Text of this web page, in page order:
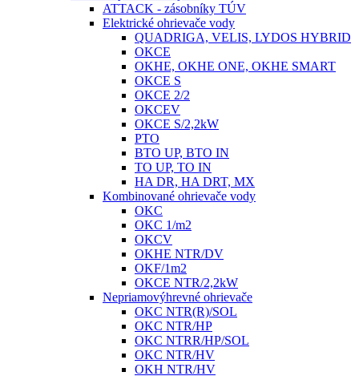
ATTACK - zásobníky TÚV
Elektrické ohrievače vody
QUADRIGA, VELIS, LYDOS HYBRID
OKCE
OKHE, OKHE ONE, OKHE SMART
OKCE S
OKCE 2/2
OKCEV
OKCE S/2,2kW
PTO
BTO UP, BTO IN
TO UP, TO IN
HA DR, HA DRT, MX
Kombinované ohrievače vody
OKC
OKC 1/m2
OKCV
OKHE NTR/DV
OKF/1m2
OKCE NTR/2,2kW
Nepriamovýhrevné ohrievače
OKC NTR(R)/SOL
OKC NTR/HP
OKC NTRR/HP/SOL
OKC NTR/HV
OKH NTR/HV